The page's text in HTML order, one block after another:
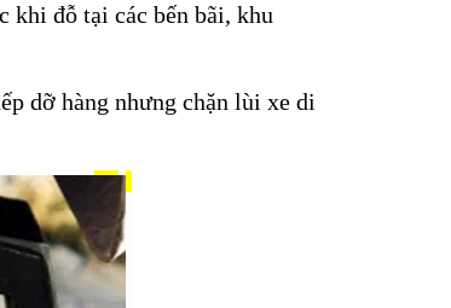
khi đỗ tại các bến bãi, khu
dỡ hàng nhưng chặn lùi xe di